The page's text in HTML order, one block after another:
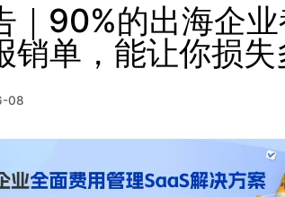
｜90%的出海企
销单，能让你损失
08